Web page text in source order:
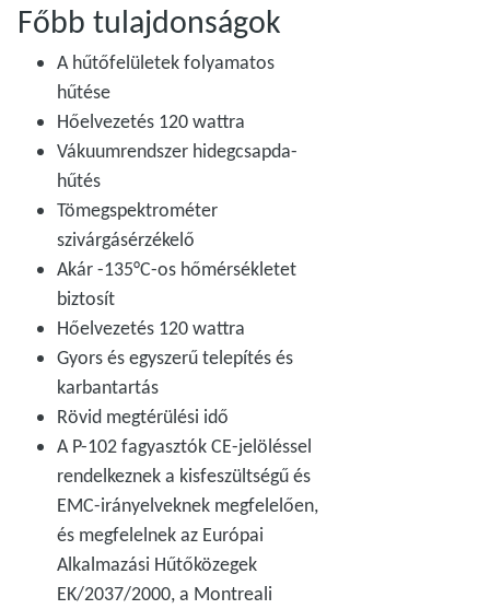
Főbb tulajdonságok
A hűtőfelületek folyamatos
hűtése
Hőelvezetés 120 wattra
Vákuumrendszer hidegcsapda-
hűtés
Tömegspektrométer
szivárgásérzékelő
Akár -135°C-os hőmérsékletet
biztosít
Hőelvezetés 120 wattra
Gyors és egyszerű telepítés és
karbantartás
Rövid megtérülési idő
A P-102 fagyasztók CE-jelöléssel
rendelkeznek a kisfeszültségű és
EMC-irányelveknek megfelelően,
és megfelelnek az Európai
Alkalmazási Hűtőközegek
EK/2037/2000, a Montreali